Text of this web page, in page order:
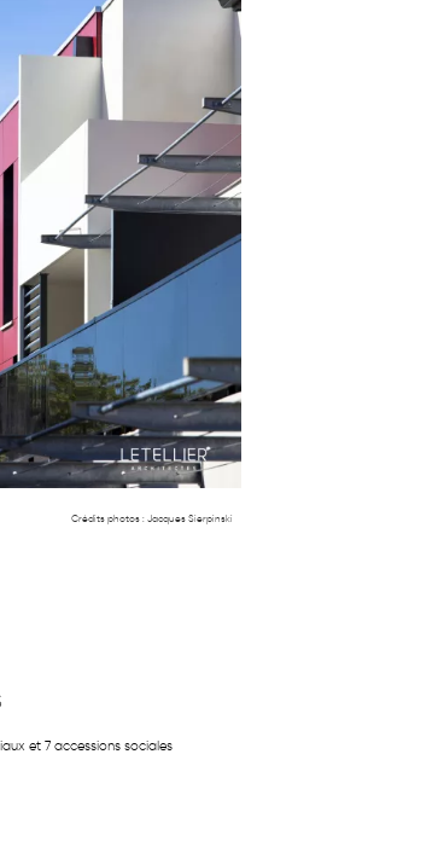
Crédits photos : Jacques Sierpinski
et 7 accessions sociales